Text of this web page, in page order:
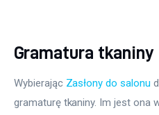
Gramatura tkaniny
Wybierając Zasłony do salonu
gramaturę tkaniny. Im jest ona